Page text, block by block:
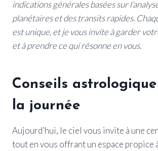
indications générales basées sur
planétaires et des transits rapides.
est unique, et je vous invite à garder
et à prendre ce qui résonne en vous.
Conseils
la journée
Aujourd’hui, le ciel vous invite à une
tout en vous offrant un espace propice